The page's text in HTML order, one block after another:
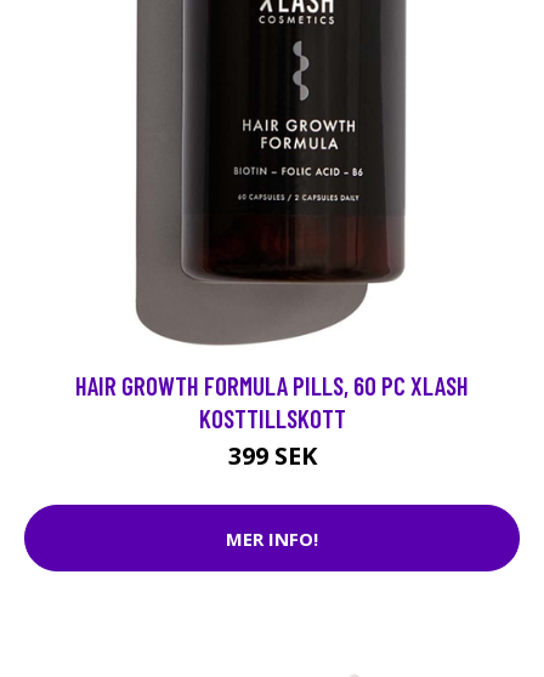
HAIR GROWTH FORMULA PILLS, 60 PC XLASH
KOSTTILLSKOTT
399 SEK
MER INFO!